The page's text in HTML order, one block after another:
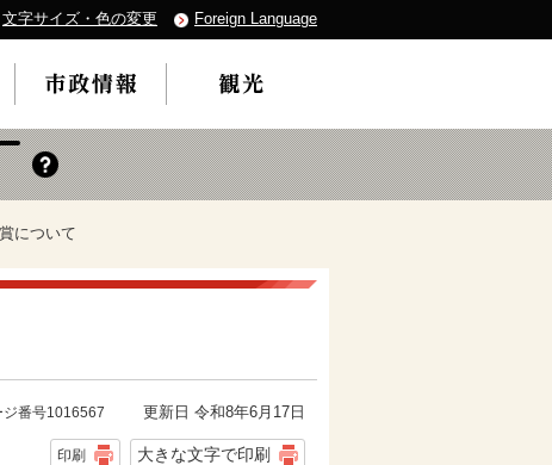
文字サイズ・色の変更 Foreign Language
について
ジ番号1016567 更新日 令和8年6月17日
印刷 大きな文字で印刷